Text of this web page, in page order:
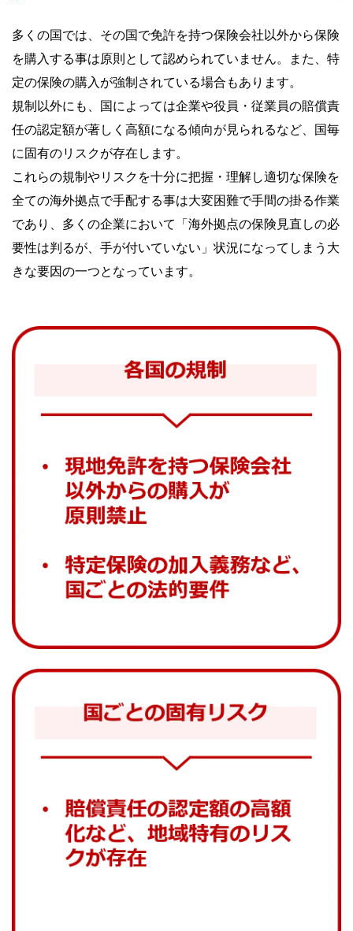
多くの国では、その国で免許を持つ保険会社以外から保険
を購入する事は原則として認められていません。また、特
定の保険の購入が強制されている場合もあります。
規制以外にも、国によっては企業や役員・従業員の賠償責
任の認定額が著しく高額になる傾向が見られるなど、国毎
に固有のリスクが存在します。
これらの規制やリスクを十分に把握・理解し適切な保険を
全ての海外拠点で手配する事は大変困難で手間の掛る作業
であり、多くの企業において「海外拠点の保険見直しの必
要性は判るが、手が付いていない」状況になってしまう大
きな要因の一つとなっています。